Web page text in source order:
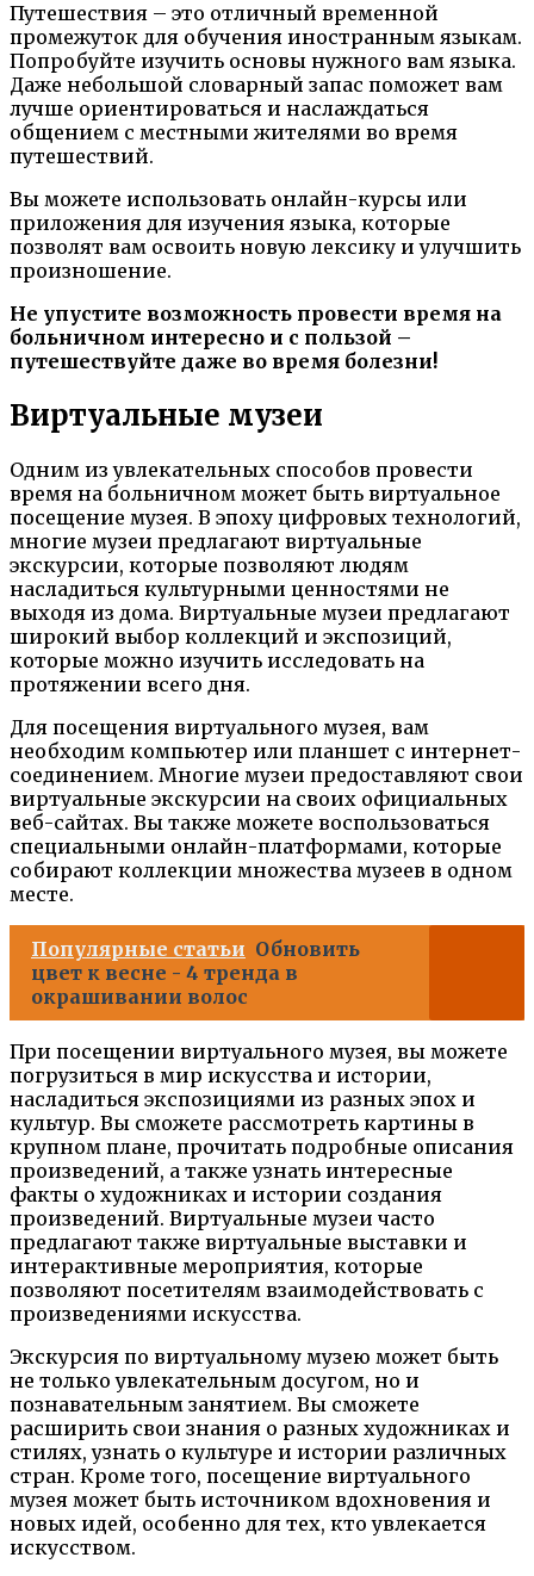
Путешествия – это отличный временной
промежуток для обучения иностранным языкам.
Попробуйте изучить основы нужного вам языка.
Даже небольшой словарный запас поможет вам
лучше ориентироваться и наслаждаться
общением с местными жителями во время
путешествий.
Вы можете использовать онлайн-курсы или
приложения для изучения языка, которые
позволят вам освоить новую лексику и улучшить
произношение.
Не упустите возможность провести время на
больничном интересно и с пользой –
путешествуйте даже во время болезни!
Виртуальные музеи
Одним из увлекательных способов провести
время на больничном может быть виртуальное
посещение музея. В эпоху цифровых технологий,
многие музеи предлагают виртуальные
экскурсии, которые позволяют людям
насладиться культурными ценностями не
выходя из дома. Виртуальные музеи предлагают
широкий выбор коллекций и экспозиций,
которые можно изучить исследовать на
протяжении всего дня.
Для посещения виртуального музея, вам
необходим компьютер или планшет с интернет-
соединением. Многие музеи предоставляют свои
виртуальные экскурсии на своих официальных
веб-сайтах. Вы также можете воспользоваться
специальными онлайн-платформами, которые
собирают коллекции множества музеев в одном
месте.
Популярные статьи Обновить
цвет к весне - 4 тренда в
окрашивании волос
При посещении виртуального музея, вы можете
погрузиться в мир искусства и истории,
насладиться экспозициями из разных эпох и
культур. Вы сможете рассмотреть картины в
крупном плане, прочитать подробные описания
произведений, а также узнать интересные
факты о художниках и истории создания
произведений. Виртуальные музеи часто
предлагают также виртуальные выставки и
интерактивные мероприятия, которые
позволяют посетителям взаимодействовать с
произведениями искусства.
Экскурсия по виртуальному музею может быть
не только увлекательным досугом, но и
познавательным занятием. Вы сможете
расширить свои знания о разных художниках и
стилях, узнать о культуре и истории различных
стран. Кроме того, посещение виртуального
музея может быть источником вдохновения и
новых идей, особенно для тех, кто увлекается
искусством.